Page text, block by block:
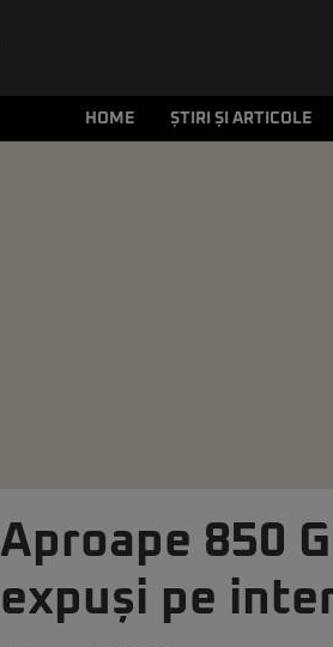
HOME ȘTIRI ȘI ARTICOLE
Aproape 850
expuși pe